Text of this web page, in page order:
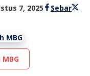
7, 2025 olehSebar